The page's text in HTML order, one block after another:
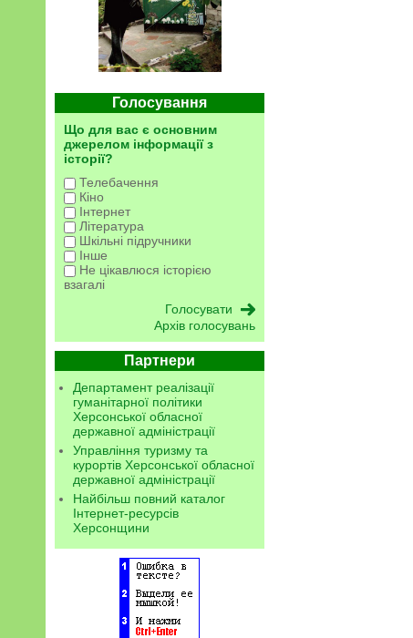
Голосування
Що для вас є основним
джерелом інформації з
історії?
Телебачення
Кіно
Інтернет
Література
Шкільні підручники
Інше
Не цікавлюся історією
взагалі
Архів голосувань
Партнери
Департамент реалізації
гуманітарної політики
Херсонської обласної
державної адміністрації
Управління туризму та
курортів Херсонської обласної
державної адміністрації
Найбільш повний каталог
Інтернет-ресурсів
Херсонщини